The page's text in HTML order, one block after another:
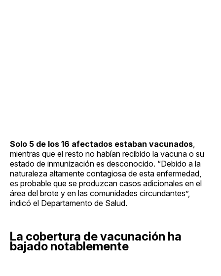
Solo 5 de los 16 afectados estaban vacunados
mientras que el resto no habían recibido la vacuna o su
estado de inmunización es desconocido. “Debido a la
naturaleza altamente contagiosa de esta enfermedad,
es probable que se produzcan casos adicionales en el
área del brote y en las comunidades circundantes”,
indicó el Departamento de Salud.
La cobertura de vacunación ha
bajado notablemente